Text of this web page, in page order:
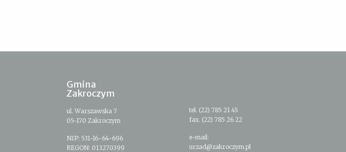
Gmina
Zakroczym
ul. Warszawska 7
05-170 Zakroczym
NIP: 531-16-64-696
REGON: 013270399
tel. (22) 785 21 45
fax. (22) 785 26 22
e-mail:
urzad@zakroczym.pl